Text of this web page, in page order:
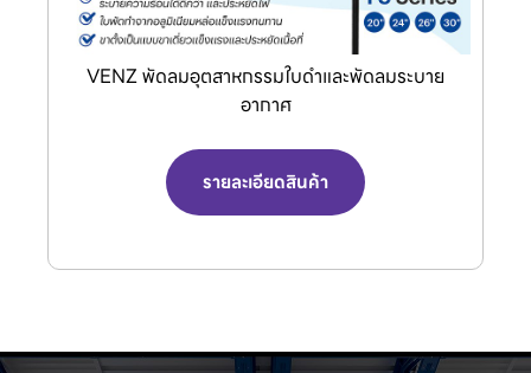
VENZ พัดลมอุตสาหกรรมใบดำและพัดลมระบาย
อากาศ
รายละเอียดสินค้า